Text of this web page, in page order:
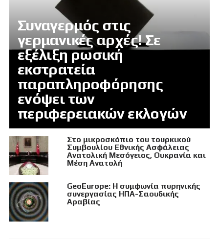
Συναγερμός στις
γερμανικές αρχές! Σε
εξέλιξη ρωσική
εκστρατεία
παραπληροφόρησης
ενόψει των
περιφερειακών εκλογών
Στο μικροσκόπιο του τουρκικού
Συμβουλίου Εθνικής Ασφάλειας
Ανατολική Μεσόγειος, Ουκρανία και
Μέση Ανατολή
GeoEurope: Η συμφωνία πυρηνικής
συνεργασίας ΗΠΑ-Σαουδικής
Αραβίας